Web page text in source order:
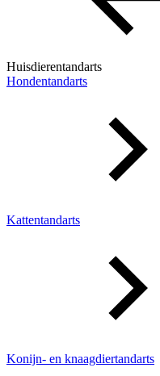
Huisdierentandarts
Hondentandarts
Kattentandarts
Konijn- en knaagdiertandarts